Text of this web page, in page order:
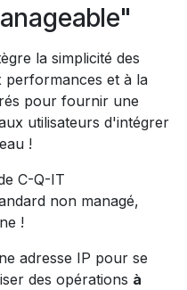
la simplicité des
performances et à la
pour fournir une
utilisateurs d'intégrer
!
C-Q-IT
non managé,
!
adresse IP pour se
des opérations à